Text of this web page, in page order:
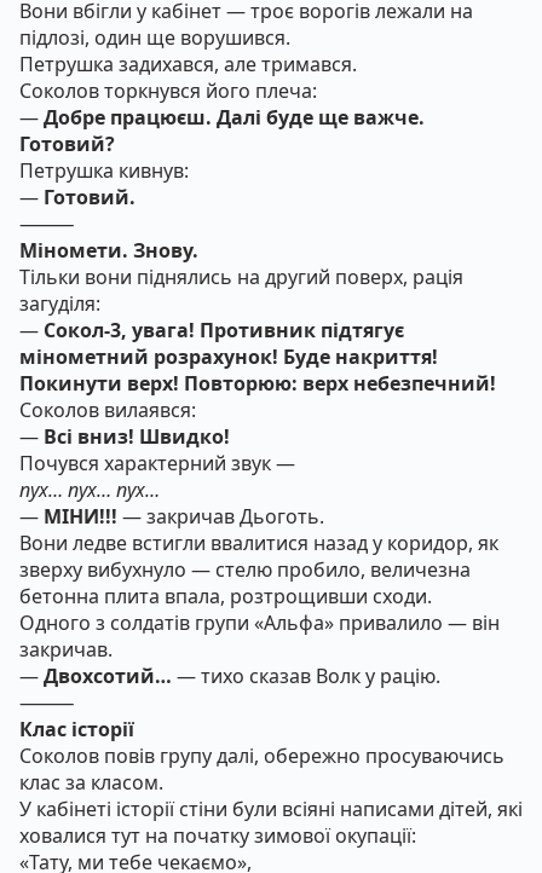
Вони вбігли у кабінет — троє ворогів лежали на
підлозі, один ще ворушився.
Петрушка задихався, але тримався.
Соколов торкнувся його плеча:
—Добре працюєш. Далі буде ще важче.
Готовий?
Петрушка кивнув:
— Готовий.
⸻
Міномети. Знову.
Тільки вони піднялись на другий поверх, рація
загуділя:
— Сокол-3, увага! Противник підтягує
мінометний розрахунок! Буде накриття!
Покинути верх! Повторюю: верх небезпечний!
Соколов вилаявся:
— Всі вниз! Швидко!
Почувся характерний звук —
пух… пух… пух…
— МІНИ!!! — закричав Дьоготь.
Вони ледве встигли ввалитися назад у коридор, як
зверху вибухнуло — стелю пробило, величезна
бетонна плита впала, розтрощивши сходи.
Одного з солдатів групи «Альфа» привалило — він
закричав.
—Двохсотий… — тихо сказав Волк у рацію.
⸻
Клас історії
Соколов повів групу далі, обережно просуваючись
клас за класом.
У кабінеті історії стіни були всіяні написами дітей, які
ховалися тут на початку зимової окупації:
«Тату, ми тебе чекаємо»,